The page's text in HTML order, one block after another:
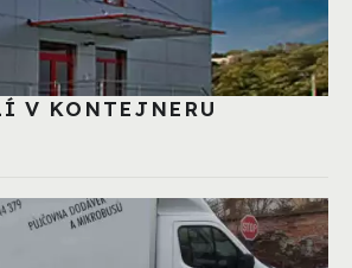
V KONTEJNERU